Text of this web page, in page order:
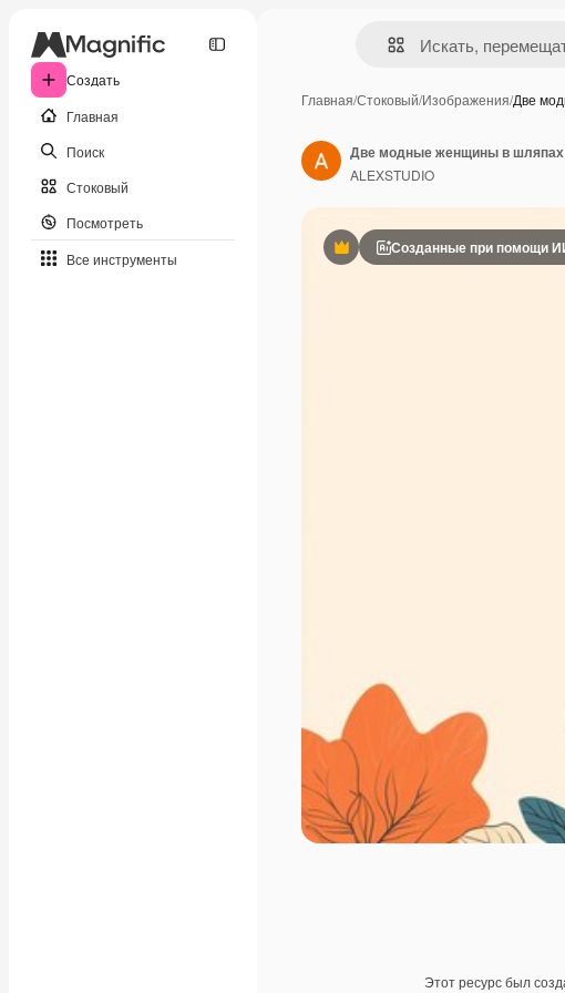
Создать
Главная
Поиск
Стоковый
Посмотреть
Все инструменты
Главная/Стоковый/Изображения/Две
ПремиумСозданные при помощи
Этот ресурс был
Две модные женщины в шляпах
ALEXSTUDIO